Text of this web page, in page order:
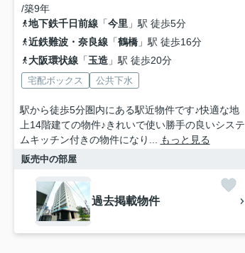
/築9年
地下鉄千日前線「今里 」駅 徒歩5分
近鉄難波・奈良線「鶴橋」駅 徒歩16分
大阪環状線「玉造」駅 徒歩20分
宅配ボックス 公共下水
駅から徒歩5分圏内にある駅近物件です♪快適な地
上14階建ての物件♪きれいで使い勝手の良いシステ
ムキッチン付きの物件になり...
もっと見る
販売中の部屋
過去掲載物件